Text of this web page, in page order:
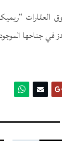
في جناحها